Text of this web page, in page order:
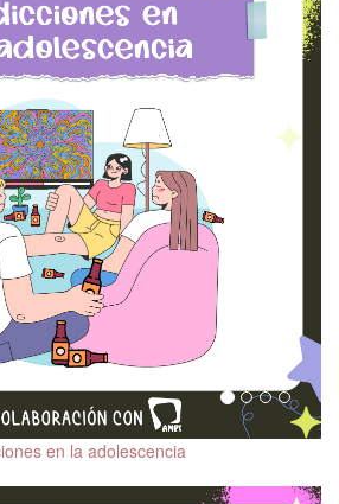
en la adolescencia